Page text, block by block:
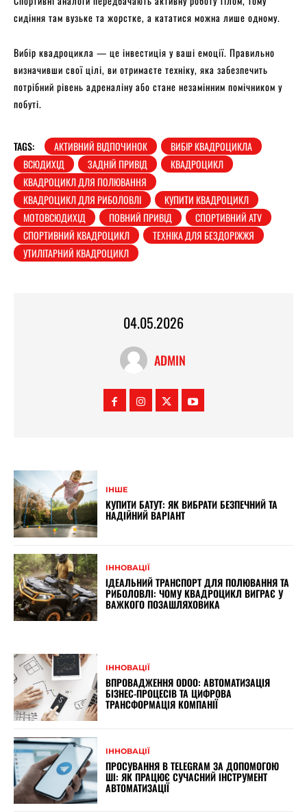
сидіння там вузьке та жорстке, а кататися можна лише одному.
Вибір квадроцикла — це інвестиція у ваші емоції. Правильно
визначивши свої цілі, ви отримаєте техніку, яка забезпечить
потрібний рівень адреналіну або стане незамінним помічником у
побуті.
TAGS: АКТИВНИЙ ВІДПОЧИНОК
ВИБІР КВАДРОЦИКЛА
ВСЮДИХІД
ЗАДНІЙ ПРИВІД
КВАДРОЦИКЛ
КВАДРОЦИКЛ ДЛЯ ПОЛЮВАННЯ
КВАДРОЦИКЛ ДЛЯ РИБОЛОВЛІ
КУПИТИ КВАДРОЦИКЛ
МОТОВСЮДИХІД
ПОВНИЙ ПРИВІД
СПОРТИВНИЙ ATV
СПОРТИВНИЙ КВАДРОЦИКЛ
ТЕХНІКА ДЛЯ БЕЗДОРІЖЖЯ
УТИЛІТАРНИЙ КВАДРОЦИКЛ
04.05.2026
ADMIN
ІНШЕ
КУПИТИ БАТУТ: ЯК ВИБРАТИ БЕЗПЕЧНИЙ ТА
НАДІЙНИЙ ВАРІАНТ
ІННОВАЦІЇ
ІДЕАЛЬНИЙ ТРАНСПОРТ ДЛЯ ПОЛЮВАННЯ ТА
РИБОЛОВЛІ: ЧОМУ КВАДРОЦИКЛ ВИГРАЄ У
ВАЖКОГО ПОЗАШЛЯХОВИКА
ІННОВАЦІЇ
ВПРОВАДЖЕННЯ ODOO: АВТОМАТИЗАЦІЯ
БІЗНЕС-ПРОЦЕСІВ ТА ЦИФРОВА
ТРАНСФОРМАЦІЯ КОМПАНІЇ
ІННОВАЦІЇ
ПРОСУВАННЯ В TELEGRAM ЗА ДОПОМОГОЮ
ШІ: ЯК ПРАЦЮЄ СУЧАСНИЙ ІНСТРУМЕНТ
АВТОМАТИЗАЦІЇ